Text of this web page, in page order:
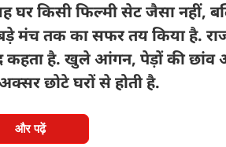
घर किसी फिल्मी सेट जैसा नहीं,
तक का सफर तय किया है.
कहता है. खुले आंगन, पेड़ों की
छोटे घरों से होती है.
और पढ़ें